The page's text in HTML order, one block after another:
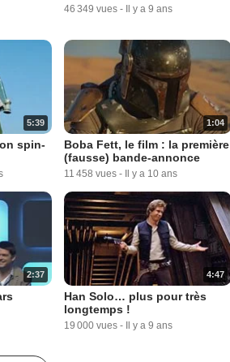
46 349 vues - Il y a 9 ans
5:39
spin-
1:04
Boba Fett, le film : la première
(fausse) bande-annonce
11 458 vues - Il y a 10 ans
2:37 4:47
Han Solo… plus pour très
longtemps !
19 000 vues - Il y a 9 ans